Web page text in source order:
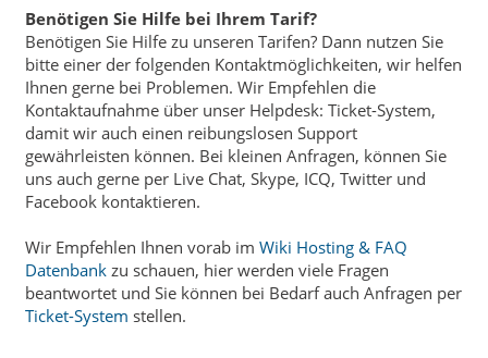
Benötigen Sie Hilfe bei Ihrem Tarif?
Benötigen Sie Hilfe zu unseren Tarifen? Dann nutzen Sie
bitte einer der folgenden Kontaktmöglichkeiten, wir helfen
Ihnen gerne bei Problemen. Wir Empfehlen die
Kontaktaufnahme über unser Helpdesk: Ticket-System,
damit wir auch einen reibungslosen Support
gewährleisten können. Bei kleinen Anfragen, können Sie
uns auch gerne per Live Chat, Skype, ICQ, Twitter und
Facebook kontaktieren.
Wir Empfehlen Ihnen vorab im Wiki Hosting & FAQ
Datenbank zu schauen, hier werden viele Fragen
beantwortet und Sie können bei Bedarf auch Anfragen per
Ticket-System stellen.